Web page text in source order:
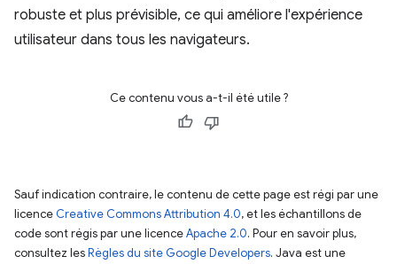
robuste et plus prévisible, ce qui améliore l'expérience
utilisateur dans tous les navigateurs.
Ce contenu vous a-t-il été utile ?
Sauf indication contraire, le contenu de cette page est régi par une
licence Creative Commons Attribution 4.0, et les échantillons de
code sont régis par une licenceApache 2.0. Pour en savoir plus,
consultez lesRègles du site Google Developers. Java est une